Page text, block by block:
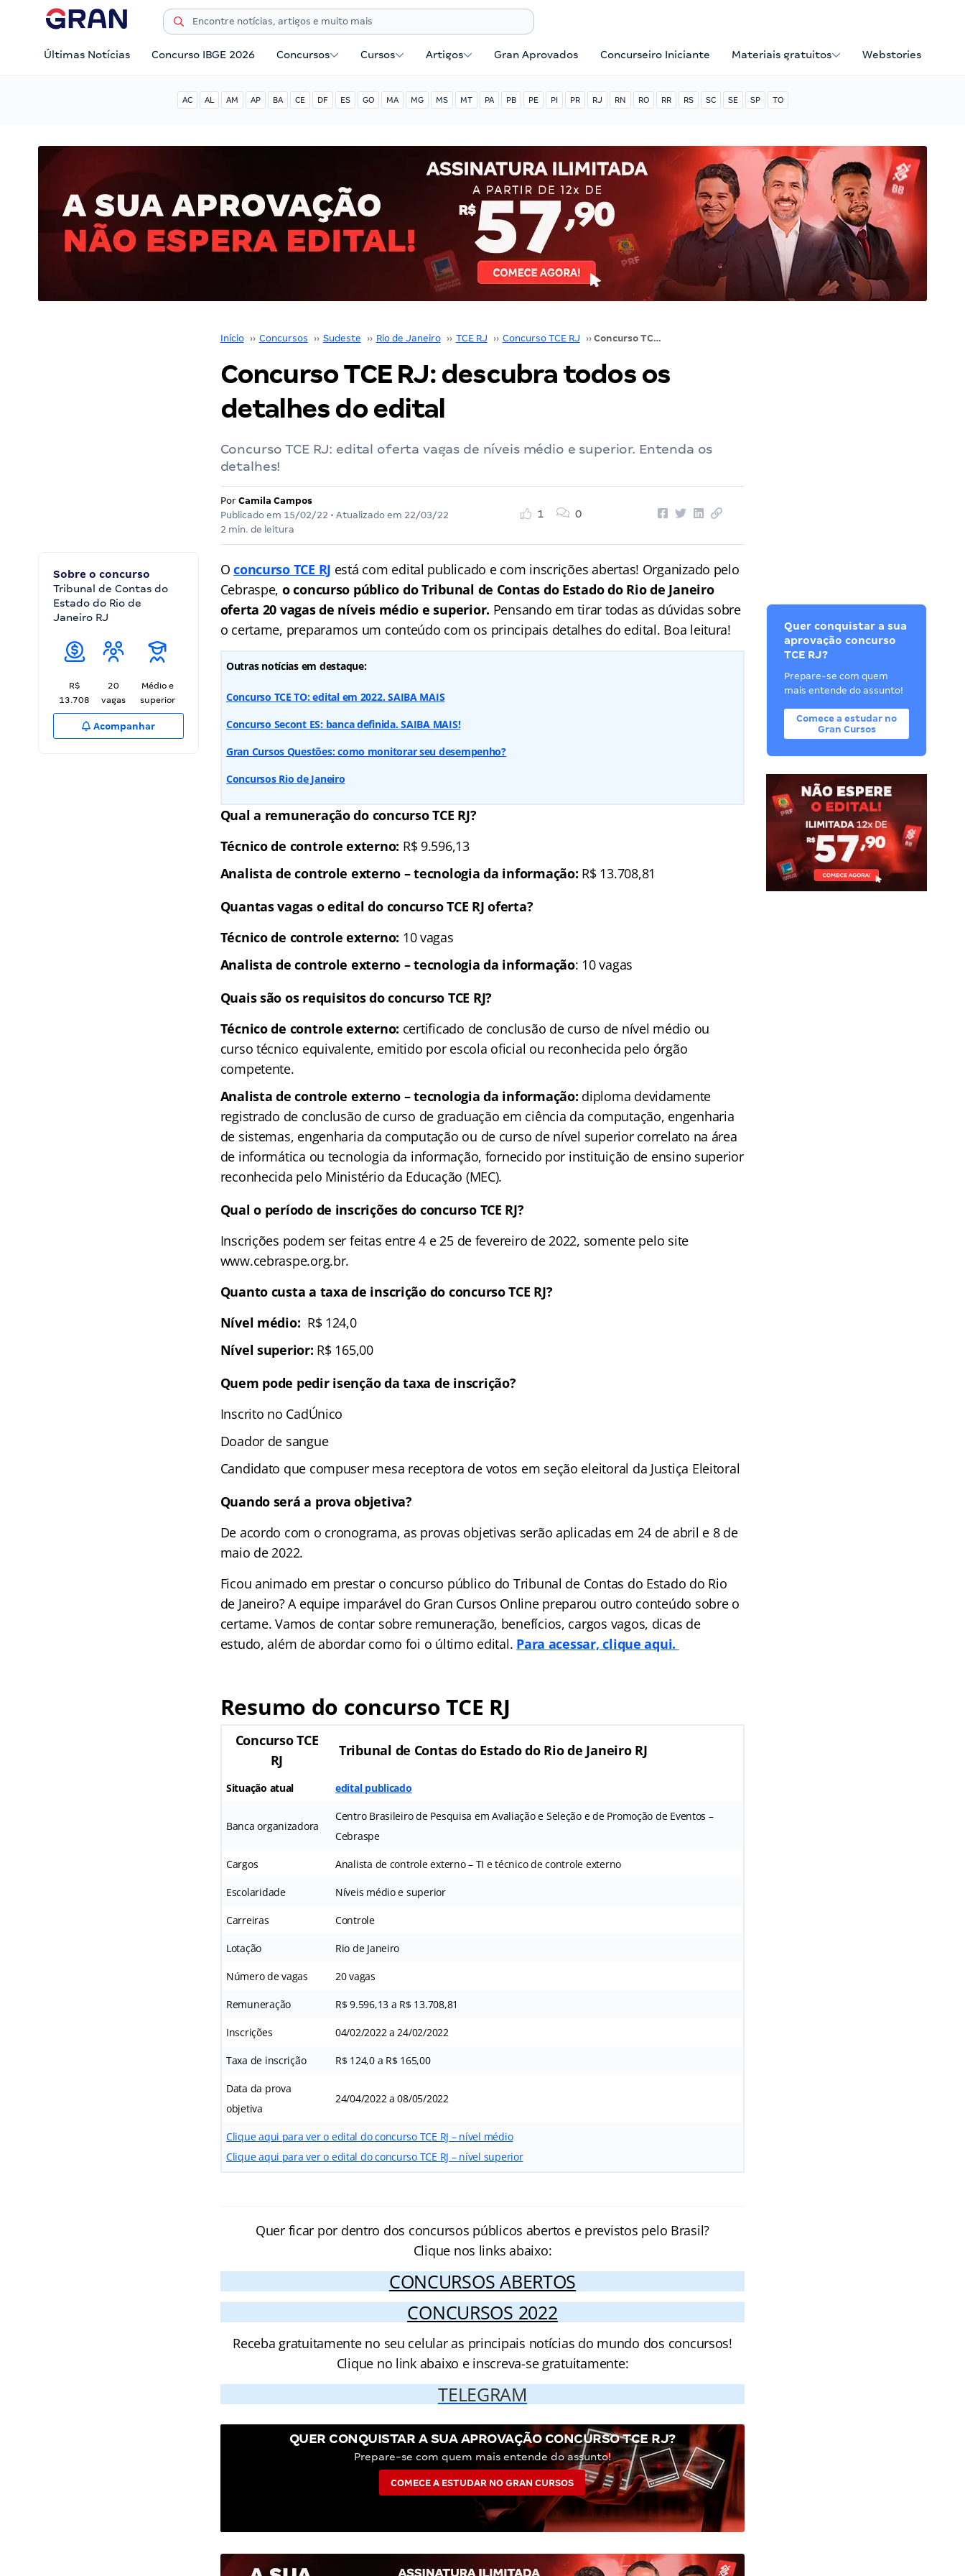
Últimas Notícias Concurso IBGE 2026 Concursos Cursos Artigos Gran Aprovados Concurseiro Iniciante Materiais gratuitos Webstories
AC AL AM AP BA CE DF ES GO MA MG MS MT PA PB PE PI PR RJ RN RO RR RS SC SE SP TO
Início ›› Concursos ›› Sudeste ›› Rio de Janeiro ›› TCE RJ ›› Concurso TCE RJ ›› Concurso TCE RJ: descubra todos os detalhes do edital
Concurso TCE RJ: descubra todos os
detalhes do edital
Concurso TCE RJ: edital oferta vagas de níveis médio e superior. Entenda os
detalhes!
Por Camila Campos
Publicado em 15/02/22 • Atualizado em 22/03/22
2 min. de leitura
1 0
Sobre o concurso
Tribunal de Contas do
Estado do Rio de
Janeiro RJ
R$
13.708
20
vagas
Médio e
superior
Acompanhar
Oconcurso TCE RJ está com edital publicado e com inscrições abertas! Organizado pelo
Cebraspe, o concurso público do Tribunal de Contas do Estado do Rio de Janeiro
oferta 20 vagas de níveis médio e superior. Pensando em tirar todas as dúvidas sobre
o certame, preparamos um conteúdo com os principais detalhes do edital. Boa leitura!
Outras notícias em destaque:
Concurso TCE TO: edital em 2022. SAIBA MAIS
Concurso Secont ES: banca definida. SAIBA MAIS!
Gran Cursos Questões: como monitorar seu desempenho?
Concursos Rio de Janeiro
Qual a remuneração do concurso TCE RJ?
Técnico de controle externo: R$ 9.596,13
Analista de controle externo –tecnologia da informação: R$ 13.708,81
Quantas vagas o edital do concurso TCE RJ oferta?
Técnico de controle externo: 10 vagas
Analista de controle externo – tecnologia da informação: 10 vagas
Quais são os requisitos do concurso TCE RJ?
Técnico de controle externo: certificado de conclusão de curso de nível médio ou
curso técnico equivalente, emitido por escola oficial ou reconhecida pelo órgão
competente.
Analista de controle externo – tecnologia da informação: diploma devidamente
registrado de conclusão de curso de graduação em ciência da computação, engenharia
de sistemas, engenharia da computação ou de curso de nível superior correlato na área
de informática ou tecnologia da informação, fornecido por instituição de ensino superior
reconhecida pelo Ministério da Educação (MEC).
Qual o período de inscrições do concurso TCE RJ?
Inscrições podem ser feitas entre 4 e 25 de fevereiro de 2022, somente pelo site
www.cebraspe.org.br.
Quanto custa a taxa de inscrição do concurso TCE RJ?
Nível médio: R$ 124,0
Nível superior: R$ 165,00
Quem pode pedir isenção da taxa de inscrição?
Inscrito no CadÚnico
Doador de sangue
Candidato que compuser mesa receptora de votos em seção eleitoral da Justiça Eleitoral
Quando será a prova objetiva?
De acordo com o cronograma, as provas objetivas serão aplicadas em 24 de abril e 8 de
maio de 2022.
Ficou animado em prestar o concurso público do Tribunal de Contas do Estado do Rio
de Janeiro? A equipe imparável do Gran Cursos Online preparou outro conteúdo sobre o
certame. Vamos de contar sobre remuneração, benefícios, cargos vagos, dicas de
estudo, além de abordar como foi o último edital. Para acessar, clique aqui.
Resumo do concurso TCE RJ
Concurso TCE
RJ
Tribunal de Contas do Estado do Rio de Janeiro RJ
Situação atual edital publicado
Banca organizadora
Centro Brasileiro de Pesquisa em Avaliação e Seleção e de Promoção de Eventos –
Cebraspe
Cargos Analista de controle externo – TI e técnico de controle externo
Escolaridade Níveis médio e superior
Carreiras Controle
Lotação Rio de Janeiro
Número de vagas 20 vagas
Remuneração R$ 9.596,13 a R$ 13.708,81
Inscrições 04/02/2022 a 24/02/2022
Taxa de inscrição R$ 124,0 a R$ 165,00
Data da prova
objetiva
24/04/2022 a 08/05/2022
Clique aqui para ver o edital do concurso TCE RJ – nível médio
Clique aqui para ver o edital do concurso TCE RJ – nível superior
Quer ficar por dentro dos concursos públicos abertos e previstos pelo Brasil?
Clique nos links abaixo:
CONCURSOS ABERTOS
CONCURSOS 2022
Receba gratuitamente no seu celular as principais notícias do mundo dos concursos!
Clique no link abaixo e inscreva-se gratuitamente:
TELEGRAM
QUER CONQUISTAR A SUA APROVAÇÃO CONCURSO TCE RJ?
Prepare-se com quem mais entende do assunto!
COMECE A ESTUDAR NO GRAN CURSOS
Quer conquistar a sua
aprovação concurso
TCE RJ?
Prepare-se com quem
mais entende do assunto!
Comece a estudar no
Gran Cursos